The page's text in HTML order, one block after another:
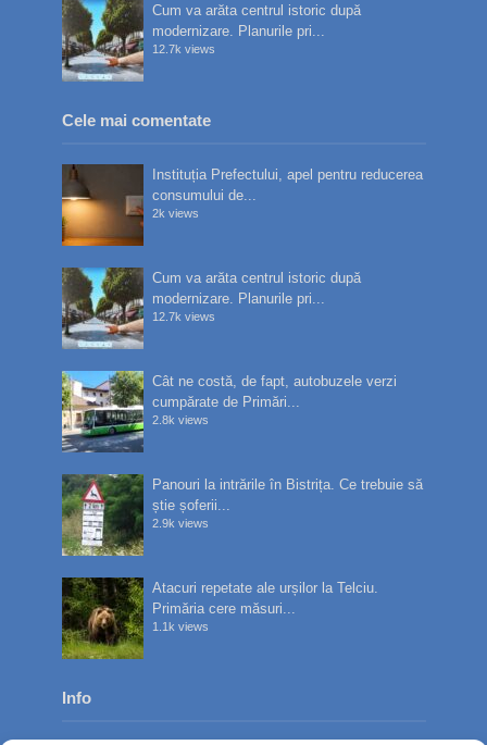
Cum va arăta centrul istoric după
modernizare. Planurile pri...
12.7k views
Cele mai comentate
Instituția Prefectului, apel pentru reducerea
consumului de...
2k views
Cum va arăta centrul istoric după
modernizare. Planurile pri...
12.7k views
Cât ne costă, de fapt, autobuzele verzi
cumpărate de Primări...
2.8k views
Panouri la intrările în Bistrița. Ce trebuie să
știe șoferii...
2.9k views
Atacuri repetate ale urșilor la Telciu.
Primăria cere măsuri...
1.1k views
Info